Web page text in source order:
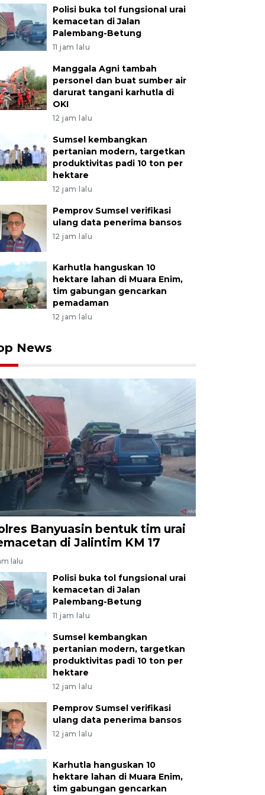
Polisi buka tol fungsional urai
kemacetan di Jalan
Palembang-Betung
11 jam lalu
Manggala Agni tambah
personel dan buat sumber air
darurat tangani karhutla di
OKI
12 jam lalu
Sumsel kembangkan
pertanian modern, targetkan
produktivitas padi 10 ton per
hektare
12 jam lalu
Pemprov Sumsel verifikasi
ulang data penerima bansos
12 jam lalu
Karhutla hanguskan 10
hektare lahan di Muara Enim,
tim gabungan gencarkan
pemadaman
12 jam lalu
News
Banyuasin bentuk tim urai
di Jalintim KM 17
lalu
Polisi buka tol fungsional urai
kemacetan di Jalan
Palembang-Betung
11 jam lalu
Sumsel kembangkan
pertanian modern, targetkan
produktivitas padi 10 ton per
hektare
12 jam lalu
Pemprov Sumsel verifikasi
ulang data penerima bansos
12 jam lalu
Karhutla hanguskan 10
hektare lahan di Muara Enim,
tim gabungan gencarkan